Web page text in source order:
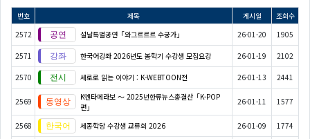
번호 제목 게시일
조회수
2572
설날특별공연「와그르르르 수궁가」 26-01-20 1905
2571 한국어강좌 2026년도 봄학기 수강생 모집요강 26-01-19 2102
2570 세로로 읽는 이야기 : K-WEBTOON전 26-01-13 2441
2569
K엔타메라보 ～ 2025년한류뉴스총결산「K-POP
편」
26-01-11 1577
2568 세종학당 수강생 교류회 2026 26-01-09 1774